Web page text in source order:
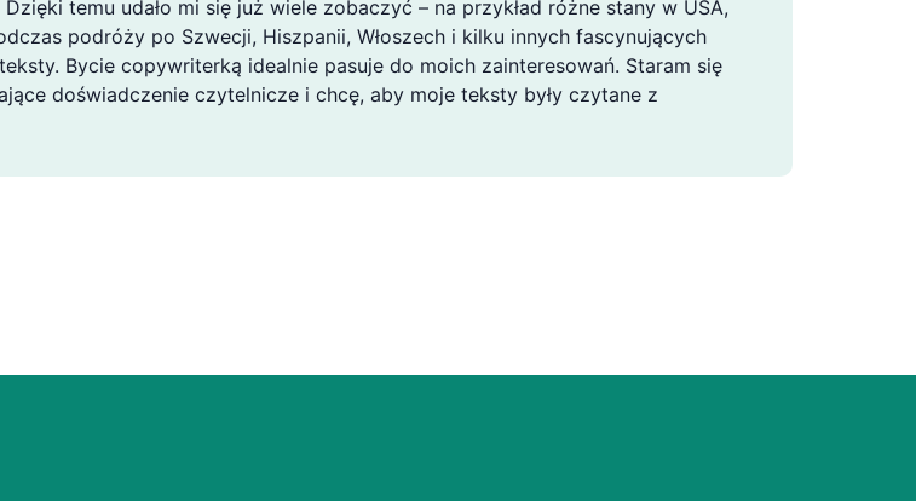
temu udało mi się już wiele zobaczyć – na przykład różne stany w USA,
podróży po Szwecji, Hiszpanii, Włoszech i kilku innych fascynujących
Bycie copywriterką idealnie pasuje do moich zainteresowań. Staram się
doświadczenie czytelnicze i chcę, aby moje teksty były czytane z